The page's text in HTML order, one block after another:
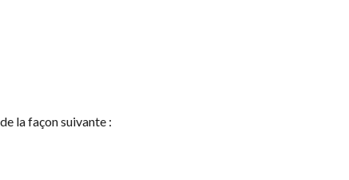
la façon suivante :